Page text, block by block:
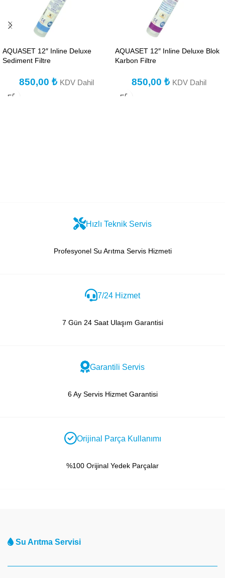
AQUASET 12″ Inline Deluxe
Sediment Filtre
850,00 ₺ KDV Dahil
AQUASET 12″ Inline Deluxe Blok
Karbon Filtre
850,00 ₺ KDV Dahil
Hızlı Teknik Servis
Profesyonel Su Arıtma Servis Hizmeti
7/24 Hizmet
7 Gün 24 Saat Ulaşım Garantisi
Garantili Servis
6 Ay Servis Hizmet Garantisi
Orijinal Parça Kullanımı
%100 Orijinal Yedek Parçalar
Su Arıtma Servisi